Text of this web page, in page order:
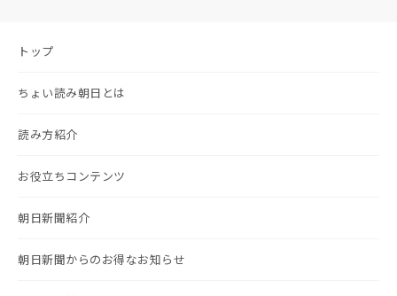
トップ
ちょい読み朝日とは
読み方紹介
お役立ちコンテンツ
朝日新聞紹介
朝日新聞からのお得なお知らせ